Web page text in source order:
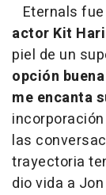
Eternals
actor Kit
piel de un
opción
me encanta
las
trayectoria
dio vida a